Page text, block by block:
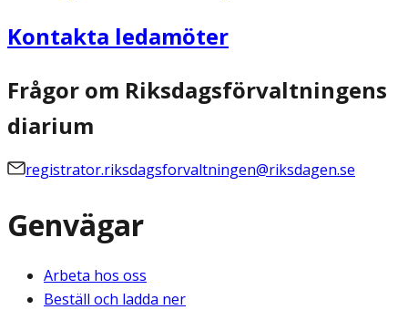
Kontakta ledamöter
Frågor om Riksdagsförvaltningens
diarium
registrator.riksdagsforvaltningen@riksdagen.se
Genvägar
Arbeta hos oss
Beställ och ladda ner